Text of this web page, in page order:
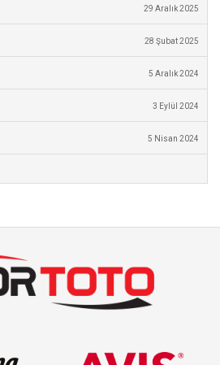
29 Aralık 2025
28 Şubat 2025
5 Aralık 2024
3 Eylül 2024
5 Nisan 2024